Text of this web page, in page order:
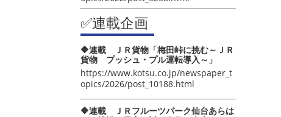
✅連載企画
🔶連載 ＪＲ貨物「梅田峠に挑む～ＪＲ
貨物 プッシュ・プル運転導入～」
https://www.kotsu.co.jp/newspaper_t
opics/2026/post_10188.html
🔶連載 ＪＲフルーツパーク仙台あらは